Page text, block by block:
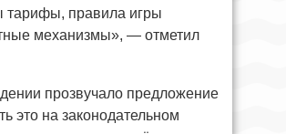
тарифы, правила игры
механизмы», — отметил
прозвучало предложение
это на законодательном